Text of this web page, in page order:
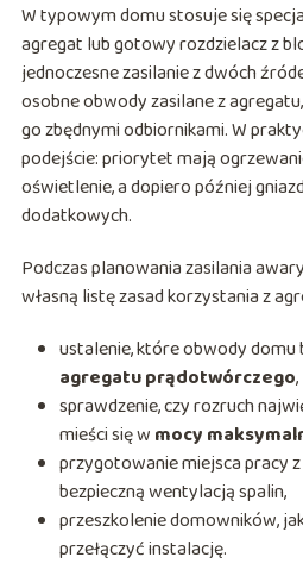
W typowym domu stosuje się
agregat lub gotowy rozdzielacz z
jednoczesne zasilanie z dwóch
osobne obwody zasilane z
go zbędnymi odbiornikami. W
podejście: priorytet mają
oświetlenie, a dopiero później
dodatkowych.
Podczas planowania zasilania
własną listę zasad korzystania z
ustalenie, które obwody domu
agregatu prądotwórczego,
sprawdzenie, czy rozruch
mieści się w mocy
przygotowanie miejsca pracy
bezpieczną wentylacją spalin,
przeszkolenie domowników,
przełączyć instalację.